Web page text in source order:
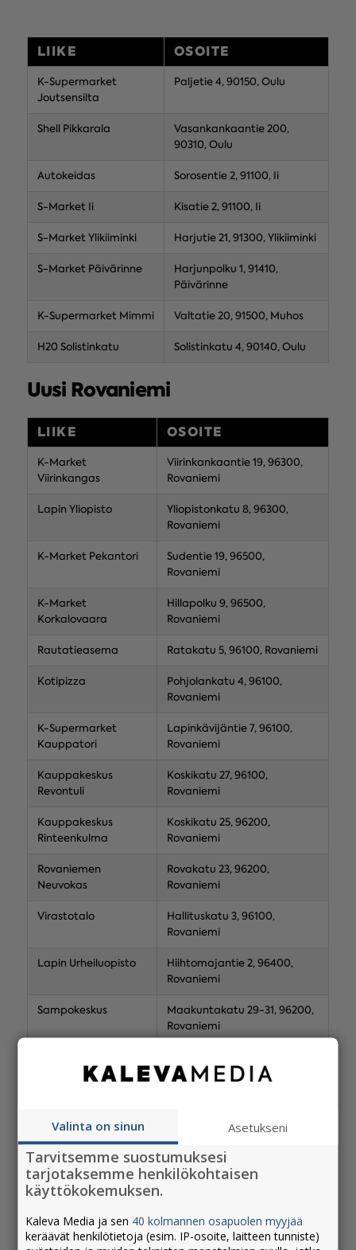
LIIKE OSOITE
K-Supermarket
Joutsensilta
Paljetie 4, 90150, Oulu
Shell Pikkarala
Vasankankaantie 200,
90310, Oulu
Autokeidas Sorosentie 2, 91100, Ii
S-Market Ii Kisatie 2, 91100, Ii
S-Market Ylikiiminki Harjutie 21, 91300, Ylikiiminki
S-Market Päivärinne
Harjunpolku 1, 91410,
Päivärinne
K-Supermarket Mimmi Valtatie 20, 91500, Muhos
H20 Solistinkatu Solistinkatu 4, 90140, Oulu
Uusi Rovaniemi
LIIKE OSOITE
K-Market
Viirinkangas
Viirinkankaantie 19, 96300,
Rovaniemi
Lapin Yliopisto
Yliopistonkatu 8, 96300,
Rovaniemi
K-Market Pekantori
Sudentie 19, 96500,
Rovaniemi
K-Market
Korkalovaara
Hillapolku 9, 96500,
Rovaniemi
Rautatieasema Ratakatu 5, 96100, Rovaniemi
Kotipizza
Pohjolankatu 4, 96100,
Rovaniemi
K-Supermarket
Kauppatori
Lapinkävijäntie 7, 96100,
Rovaniemi
Kauppakeskus
Revontuli
Koskikatu 27, 96100,
Rovaniemi
Kauppakeskus
Rinteenkulma
Koskikatu 25, 96200,
Rovaniemi
Rovaniemen
Neuvokas
Rovakatu 23, 96200,
Rovaniemi
Virastotalo
Hallituskatu 3, 96100,
Rovaniemi
Lapin Urheiluopisto
Hiihtomajantie 2, 96400,
Rovaniemi
Sampokeskus
Maakuntakatu 29-31, 96200,
Rovaniemi
Rovaniemi
asiakaspalvelu
Prisma, Eteläkeskus
Teollisuustie 2, 96320,
Rovaniemi
K-Supermarket
Ounasvaara
K-Citymarket Pulkamontie 1, 96900,
Valinta on sinun Asetukseni
Tarvitsemme suostumuksesi
tarjotaksemme henkilökohtaisen
käyttökokemuksen.
Kaleva Media ja sen 40 kolmannen osapuolen myyjää
keräävät henkilötietoja (esim. IP-osoite, laitteen tunniste)